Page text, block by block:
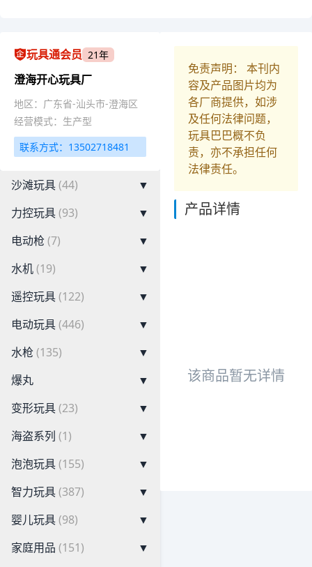
玩具通会员 21年
澄海开心玩具厂
地区：广东省-汕头市-澄海区
经营模式：生产型
联系方式：13502718481
沙滩玩具(44)
▼
力控玩具(93)
▼
电动枪 (7)
▼
水机(19)
▼
遥控玩具(122)
▼
电动玩具(446)
▼
水枪 (135)
▼
爆丸
▼
变形玩具(23)
▼
海盗系列 (1)
▼
泡泡玩具(155)
▼
智力玩具(387)
▼
婴儿玩具(98)
▼
家庭用品 (151)
▼
免责声明： 本刊内
容及产品图片均为
各厂商提供，如涉
及任何法律问题，
玩具巴巴概不负
责，亦不承担任何
法律责任。
产品详情
该商品暂无详情